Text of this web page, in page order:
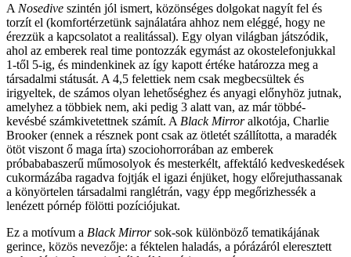
A Nosedive szintén jól ismert, közönséges dolgokat nagyít fel és
torzít el (komfortérzetünk sajnálatára ahhoz nem eléggé, hogy ne
érezzük a kapcsolatot a realitással). Egy olyan világban játszódik,
ahol az emberek real time pontozzák egymást az okostelefonjukkal
1-től 5-ig, és mindenkinek az így kapott értéke határozza meg a
társadalmi státusát. A 4,5 felettiek nem csak megbecsültek és
irigyeltek, de számos olyan lehetőséghez és anyagi előnyhöz jutnak,
amelyhez a többiek nem, aki pedig 3 alatt van, az már többé-
kevésbé számkivetettnek számít. A Black Mirroralkotója, Charlie
Brooker (ennek a résznek pont csak az ötletét szállította, a maradék
ötöt viszont ő maga írta) szociohorrorában az emberek
próbababaszerű műmosolyok és mesterkélt, affektáló kedveskedések
cukormázába ragadva fojtják el igazi énjüket, hogy előrejuthassanak
a könyörtelen társadalmi ranglétrán, vagy épp megőrizhessék a
lenézett pórnép fölötti pozíciójukat.
Ez a motívum a Black Mirrorsok-sok különböző tematikájának
gerince, közös nevezője: a féktelen haladás, a pórázáról eleresztett